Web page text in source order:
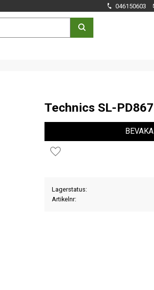
046150603
Technics SL-PD867
Lägg till i favoriter
BEVAKA
Lagerstatus
Artikelnr